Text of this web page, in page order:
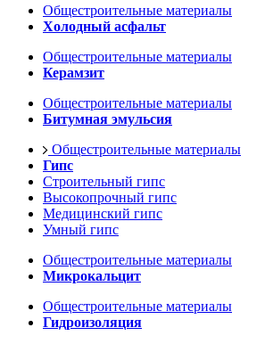
Общестроительные материалы
Холодный асфальт
Общестроительные материалы
Керамзит
Общестроительные материалы
Битумная эмульсия
Общестроительные материалы
Гипс
Строительный гипс
Высокопрочный гипс
Медицинский гипс
Умный гипс
Общестроительные материалы
Микрокальцит
Общестроительные материалы
Гидроизоляция